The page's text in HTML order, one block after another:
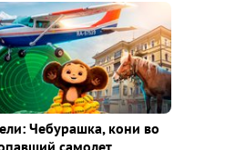
Чебурашка, кони во